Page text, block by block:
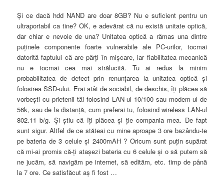
Şi ce dacă hdd NAND are doar 8GB? Nu e suficient pentru un
ultraportabil ca tine? OK, e adevărat că nu există unitate optică,
dar chiar e nevoie de una? Unitatea optică a rămas una dintre
puţinele componente foarte vulnerabile ale PC-urilor, tocmai
datorită faptului că are părţi în mişcare, iar fiabilitatea mecanică
nu e tocmai cea mai strălucită. Tu ai redus la minim
probabilitatea de defect prin renunţarea la unitatea optică şi
folosirea SSD-ului. Erai atât de sociabil, de deschis, îţi plăcea să
vorbeşti cu prietenii tăi folosind LAN-ul 10/100 sau modem-ul de
56k, sau de la distanţă, cum preferai tu, folosind wireless LAN-ul
802.11 b/g. Şi ştiu că îţi plăcea şi ţie compania mea. De fapt
sunt sigur. Altfel de ce stăteai cu mine aproape 3 ore bazându-te
pe bateria de 3 celule şi 2400mAH ? Oricum sunt puţin supărat
că mi-ai promis că-ţi ataşezi bateria cu 6 celule şi o să putem să
ne jucăm, să navigăm pe internet, să edităm, etc. timp de până
la 7 ore. Ce satisfăcut aş fi fost …